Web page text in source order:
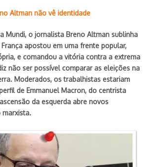
Altman não vê identidade
Mundi, o jornalista Breno Altman sublinha
apostou em uma frente popular,
e comandou a vitória contra a extrema
não ser possível comparar as eleições na
Moderados, os trabalhistas estariam
de Emmanuel Macron, do centrista
da esquerda abre novos
marxista.